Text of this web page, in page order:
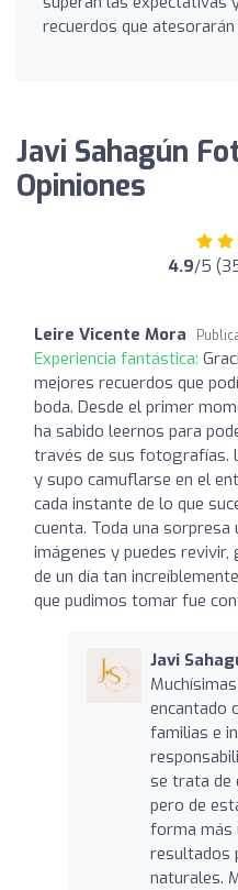
recuerdos que atesorarán
Javi Sahagún
Opiniones
4.9/5
Leire Vicente Mora
Experiencia fantástica:
mejores recuerdos que
boda. Desde el primer
ha sabido leernos para
través de sus fotografías.
y supo camuflarse en el
cada instante de lo que
cuenta. Toda una sorpresa
imágenes y puedes revivir,
de un día tan
que pudimos tomar fue
Javi
encantado
familias e
se trata de
pero de
forma más
resultados
naturales.